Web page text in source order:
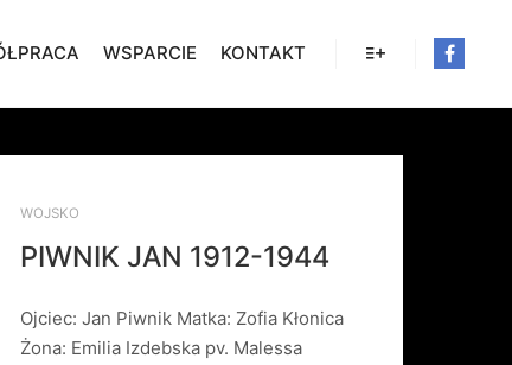
WSPARCIE KONTAKT
WOJSKO
PIWNIK JAN 1912-1944
Ojciec: Jan Piwnik Matka: Zofia Kłonica
Żona: Emilia Izdebska pv. Malessa